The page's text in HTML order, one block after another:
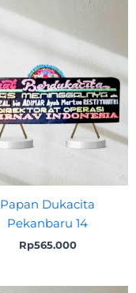
Papan Dukacita
Pekanbaru 14
Rp565.000